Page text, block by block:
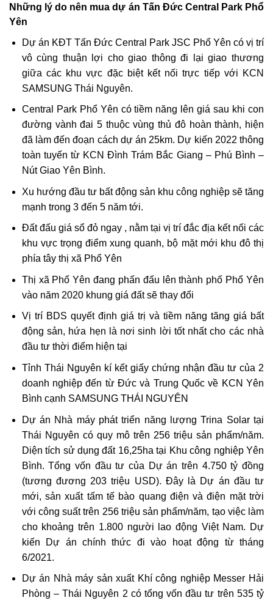
Những lý do nên mua dự án Tấn Đức Central Park Phổ
Yên
Dự án KĐT Tấn Đức Central Park JSC Phổ Yên có vị trí
vô cùng thuận lợi cho giao thông đi lại giao thương
giữa các khu vực đặc biệt kết nối trực tiếp với KCN
SAMSUNG Thái Nguyên.
Central Park Phổ Yên có tiềm năng lên giá sau khi con
đường vành đai 5 thuộc vùng thủ đô hoàn thành, hiện
đã làm đến đoạn cách dự án 25km. Dự kiến 2022 thông
toàn tuyến từ KCN Đình Trám Bắc Giang – Phú Bình –
Nút Giao Yên Bình.
Xu hướng đầu tư bất động sản khu công nghiệp sẽ tăng
mạnh trong 3 đến 5 năm tới.
Đất đấu giá sổ đỏ ngay , nằm tại vị trí đắc địa kết nối các
khu vực trọng điểm xung quanh, bộ mặt mới khu đô thị
phía tây thị xã Phổ Yên
Thị xã Phổ Yên đang phấn đấu lên thành phố Phổ Yên
vào năm 2020 khung giá đất sẽ thay đổi
Vị trí BDS quyết định giá trị và tiềm năng tăng giá bất
động sản, hứa hẹn là nơi sinh lời tốt nhất cho các nhà
đầu tư thời điểm hiện tại
Tỉnh Thái Nguyên kí kết giấy chứng nhận đầu tư của 2
doanh nghiệp đến từ Đức và Trung Quốc về KCN Yên
Bình cạnh SAMSUNG THÁI NGUYÊN
Dự án Nhà máy phát triển năng lượng Trina Solar tại
Thái Nguyên có quy mô trên 256 triệu sản phẩm/năm.
Diện tích sử dụng đất 16,25ha tại Khu công nghiệp Yên
Bình. Tổng vốn đầu tư của Dự án trên 4.750 tỷ đồng
(tương đương 203 triệu USD). Đây là Dự án đầu tư
mới, sản xuất tấm tế bào quang điện và điện mặt trời
với công suất trên 256 triệu sản phẩm/năm, tạo việc làm
cho khoảng trên 1.800 người lao động Việt Nam. Dự
kiến Dự án chính thức đi vào hoạt động từ tháng
6/2021.
Dự án Nhà máy sản xuất Khí công nghiệp Messer Hải
Phòng – Thái Nguyên 2 có tổng vốn đầu tư trên 535 tỷ